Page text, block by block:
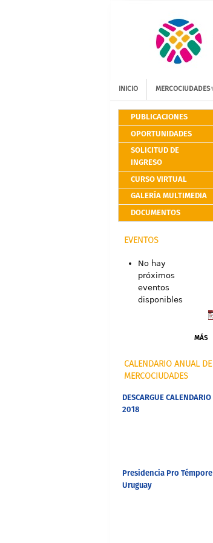
INICIO MERCOCIUDADES
PUBLICACIONES
OPORTUNIDADES
SOLICITUD DE
INGRESO
CURSO VIRTUAL
GALERÍA MULTIMEDIA
DOCUMENTOS
EVENTOS
No hay
próximos
eventos
disponibles
MÁS
CALENDARIO ANUAL DE
MERCOCIUDADES
DESCARGUE CALENDARIO
2018
Presidencia Pro Témpore
Uruguay